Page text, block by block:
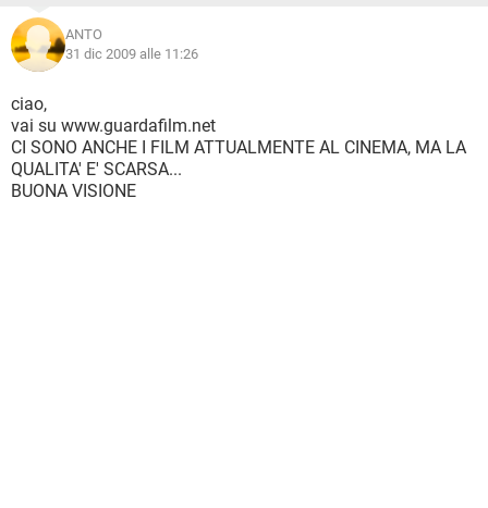
ANTO
31 dic 2009 alle 11:26
ciao,
vai su www.guardafilm.net
CI SONO ANCHE I FILM ATTUALMENTE AL CINEMA, MA LA
QUALITA' E' SCARSA...
BUONA VISIONE